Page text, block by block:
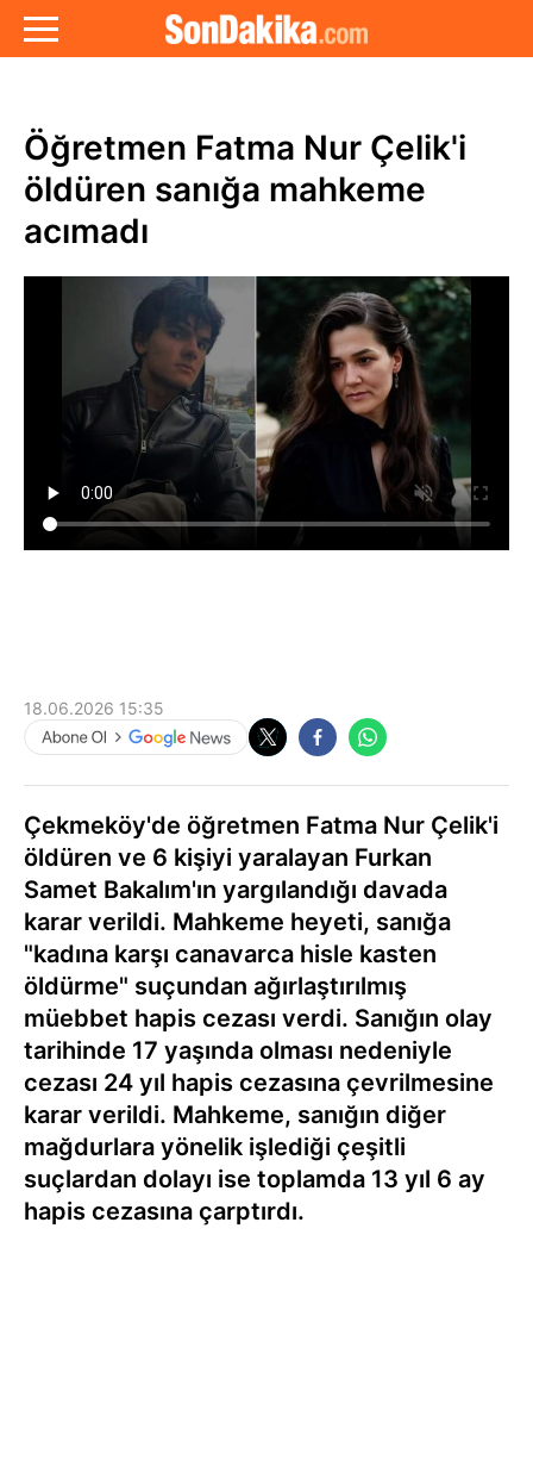
Öğretmen Fatma Nur Çelik'i
öldüren sanığa mahkeme
acımadı
18.06.2026 15:35
Çekmeköy'de öğretmen Fatma Nur Çelik'i
öldüren ve 6 kişiyi yaralayan Furkan
Samet Bakalım'ın yargılandığı davada
karar verildi. Mahkeme heyeti, sanığa
"kadına karşı canavarca hisle kasten
öldürme" suçundan ağırlaştırılmış
müebbet hapis cezası verdi. Sanığın olay
tarihinde 17 yaşında olması nedeniyle
cezası 24 yıl hapis cezasına çevrilmesine
karar verildi. Mahkeme, sanığın diğer
mağdurlara yönelik işlediği çeşitli
suçlardan dolayı ise toplamda 13 yıl 6 ay
hapis cezasına çarptırdı.